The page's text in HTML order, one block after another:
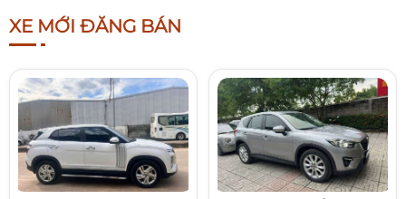
XE MỚI ĐĂNG BÁN